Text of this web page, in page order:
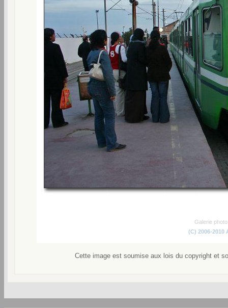
Galerie
(C) 2006-2010
Cette image est soumise aux lois du copyright et